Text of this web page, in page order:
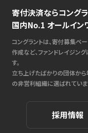
寄付決済ならコング
国内No.1 オールイン
コングラントは、寄付募集ペ
作成など、ファンドレイジン
す。
立ち上げたばかりの団体か
の非営利組織に選ばれていま
採用情報